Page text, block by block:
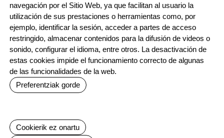
Herrilagunak, 1
20570 Bergara, Gipuzkoa
943 76 90 71
ORRI-OINA
CONTACTO
TRABAJA CON NOSOTROS
IRUDIA
navegación por el Sitio Web, ya que facilitan al usuario la
utilización de sus prestaciones o herramientas como, por
ejemplo, identificar la sesión, acceder a partes de acceso
restringido, almacenar contenidos para la difusión de videos o
sonido, configurar el idioma, entre otros. La desactivación de
estas cookies impide el funcionamiento correcto de algunas
de las funcionalidades de la web.
Preferentziak gorde
Cookierik ez onartu
Baimenak ezeztatu